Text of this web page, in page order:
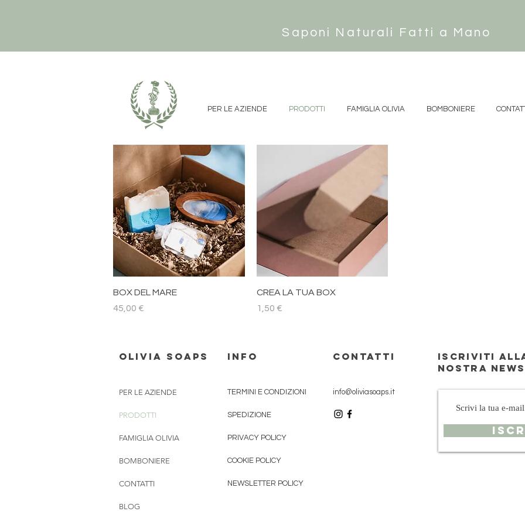
Saponi Naturali Fatti a Mano
PER LE AZIENDE PRODOTTI FAMIGLIA OLIVIA BOMBONIERE
Vista rapida
BOX DEL MARE
Prezzo
45,00 €
Vista rapida
CREA LA TUA BOX
Prezzo
1,50 €
Olivia Soaps INFO
PER LE AZIENDE
PRODOTTI
FAMIGLIA OLIVIA
BOMBONIERE
CONTATTI
BLOG
TERMINI E CONDIZIONI
SPEDIZIONE
PRIVACY POLICY
COOKIE POLICY
NEWSLETTER POLICY
CONTATTI
info@oliviasoaps.it
ISCRIVITI
NOSTRA